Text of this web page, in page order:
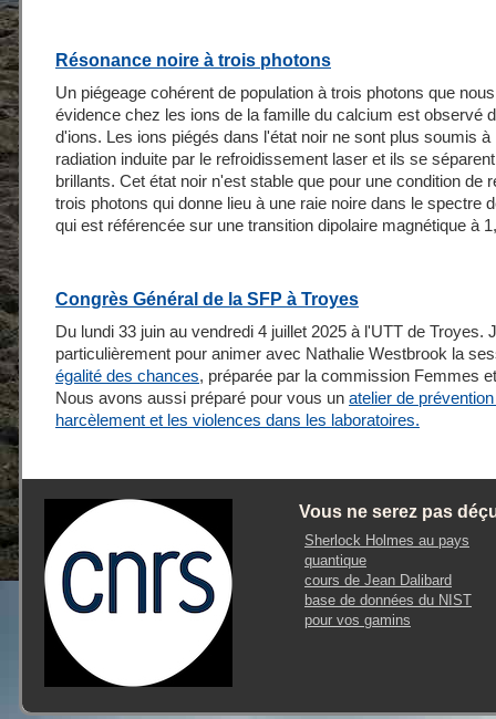
Résonance noire à trois photons
Un piégeage cohérent de population à trois photons que
évidence chez les ions de la famille du calcium est observé
d'ions. Les ions piégés dans l'état noir ne sont plus soumis à
radiation induite par le refroidissement laser et ils se
brillants. Cet état noir n'est stable que pour une condition de
trois photons qui donne lieu à une raie noire dans le spectre
qui est référencée sur une transition dipolaire magnétique à
Congrès Général de la SFP à Troyes
Du lundi 33 juin au vendredi 4 juillet 2025 à l'UTT de Troyes.
particulièrement pour animer avec Nathalie Westbrook la
égalité des chances, préparée par la commission Femmes
Nous avons aussi préparé pour vous un atelier de
harcèlement et les violences dans les laboratoires.
Vous ne serez pas
Sherlock Holmes au pays
quantique
cours de Jean Dalibard
base de données du NIST
pour vos gamins